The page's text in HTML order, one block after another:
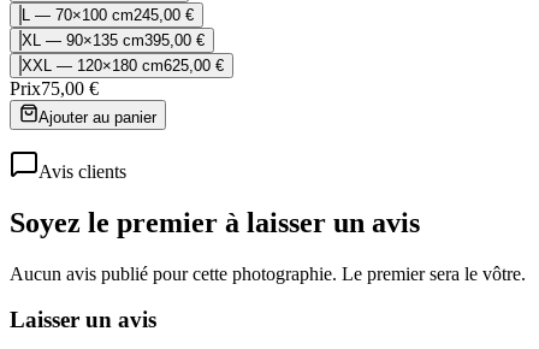
L — 70×100 cm245,00 €
XL — 90×135 cm395,00 €
XXL — 120×180 cm625,00 €
Prix75,00 €
Ajouter au panier
Avis clients
Soyez le premier à laisser un avis
Aucun avis publié pour cette photographie. Le premier sera le vôtre.
Laisser un avis